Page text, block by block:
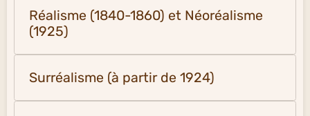
Réalisme (1840-1860) et Néoréalisme
(1925)
Surréalisme (à partir de 1924)